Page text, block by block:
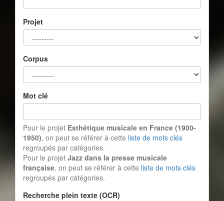
Projet
Corpus
Mot clé
Pour le projet Esthétique musicale en France (1900-
1950), on peut se référer à cette liste de mots clés
regroupés par catégories.
Pour le projet Jazz dans la presse musicale
française, on peut se référer à cette liste de mots clés
regroupés par catégories.
Recherche plein texte (OCR)